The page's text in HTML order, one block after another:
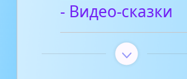
- Видео-сказки